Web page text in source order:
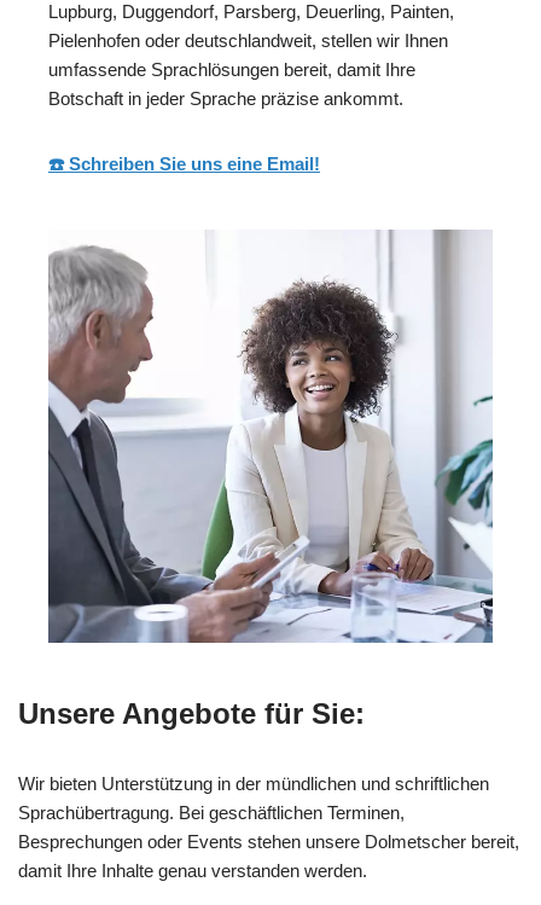
Lupburg, Duggendorf, Parsberg, Deuerling, Painten,
Pielenhofen oder deutschlandweit, stellen wir Ihnen
umfassende Sprachlösungen bereit, damit Ihre
Botschaft in jeder Sprache präzise ankommt.
☎️ Schreiben Sie uns eine Email!
Unsere Angebote für Sie:
Wir bieten Unterstützung in der mündlichen und schriftlichen
Sprachübertragung. Bei geschäftlichen Terminen,
Besprechungen oder Events stehen unsere Dolmetscher bereit,
damit Ihre Inhalte genau verstanden werden.